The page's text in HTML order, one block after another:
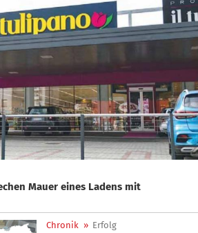
Mauer eines Ladens mit
Chronik » Erfolg